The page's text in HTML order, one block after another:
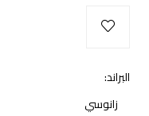
البراند:
زانوسي